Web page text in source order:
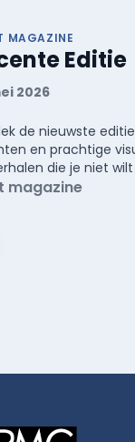
MAGAZINE
Editie
2026
de nieuwste
en prachtige
die je niet
magazine